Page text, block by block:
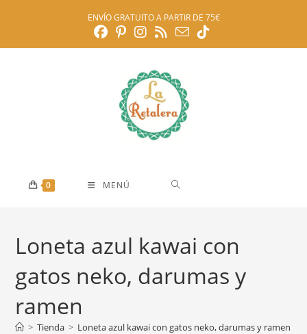
ENVÍO GRATUITO A PARTIR DE 75€
0 MENÚ
Loneta azul kawai con
gatos neko, darumas y
ramen
> Tienda > Loneta azul kawai con gatos neko, darumas y ramen